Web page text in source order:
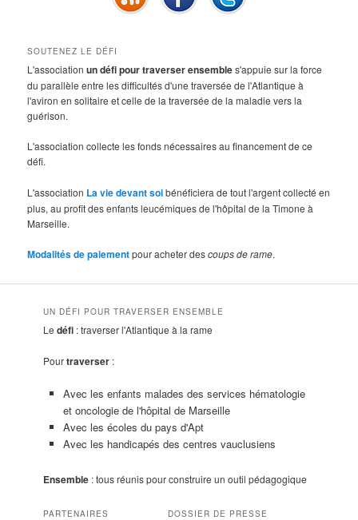
SOUTENEZ LE DÉFI
L'associationun défi pour traverser ensembles'appuie sur la force
du parallèle entre les difficultés d'une traversée de l'Atlantique à
l'aviron en solitaire et celle de la traversée de la maladie vers la
guérison.
L'association collecte les fonds nécessaires au financement de ce
défi.
L'association La vie devant soibénéficiera de tout l'argent collecté en
plus, au profit des enfants leucémiques de l'hôpital de la Timone à
Marseille.
Modalités de paiementpour acheter descoups de rame.
UN DÉFI POUR TRAVERSER ENSEMBLE
Ledéfi : traverser l'Atlantique à la rame
Pourtraverser :
Avec les enfants malades des services hématologie
et oncologie de l'hôpital de Marseille
Avec les écoles du pays d'Apt
Avec les handicapés des centres vauclusiens
Ensemble : tous réunis pour construire un outil pédagogique
PARTENAIRES DOSSIER DE PRESSE